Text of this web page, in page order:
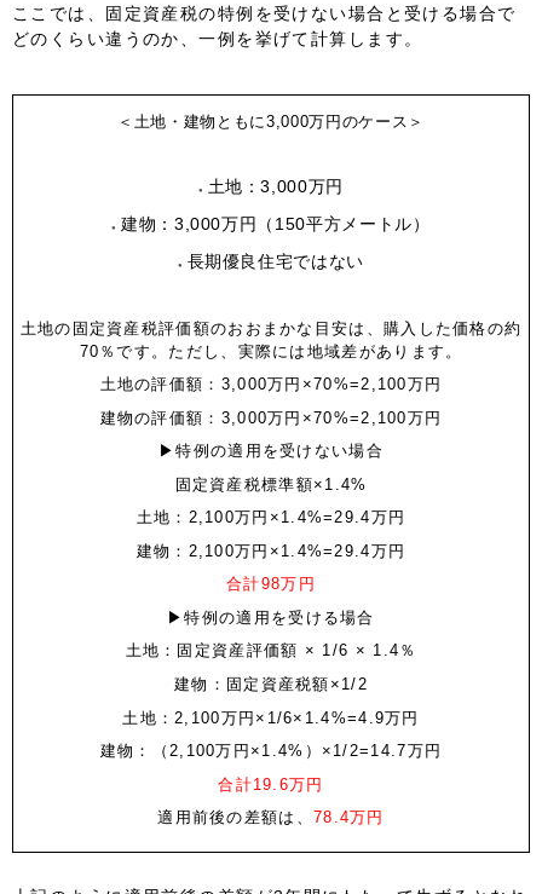
ここでは、固定資産税の特例を受けない場合と受ける場合で
どのくらい違うのか、一例を挙げて計算します。
＜土地・建物ともに3,000万円のケース＞
土地：3,000万円
建物：3,000万円（150平方メートル）
長期優良住宅ではない
土地の固定資産税評価額のおおまかな目安は、購入した価格の約
70％です。ただし、実際には地域差があります。
土地の評価額：3,000万円×70%=2,100万円
建物の評価額：3,000万円×70%=2,100万円
▶特例の適用を受けない場合
固定資産税標準額×1.4%
土地：2,100万円×1.4%=29.4万円
建物：2,100万円×1.4%=29.4万円
合計98万円
▶特例の適用を受ける場合
土地：固定資産評価額 × 1/6 × 1.4％
建物：固定資産税額×1/2
土地：2,100万円×1/6×1.4%=4.9万円
建物：（2,100万円×1.4%）×1/2=14.7万円
合計19.6万円
適用前後の差額は、 78.4万円